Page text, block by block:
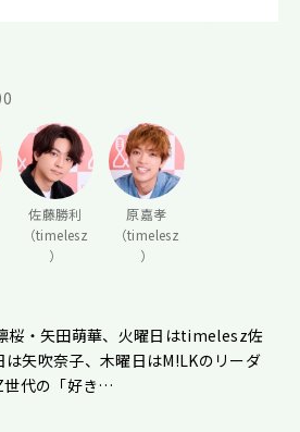
佐藤勝利
（timelesz
）
原嘉孝
（timelesz
）
桜・矢田萌華、火曜日はtimelesz佐
矢吹奈子、木曜日はM!LKのリーダ
世代の「好き…